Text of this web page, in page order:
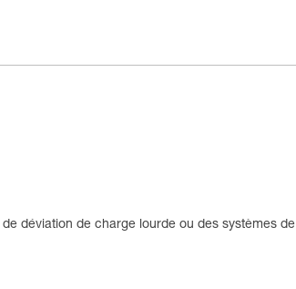
déviation de charge lourde ou des systèmes